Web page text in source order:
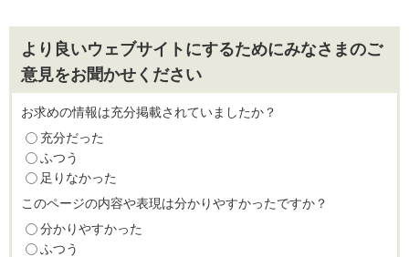
より良いウェブサイトにするためにみなさまのご
意見をお聞かせください
お求めの情報は充分掲載されていましたか？
充分だった
ふつう
足りなかった
このページの内容や表現は分かりやすかったですか？
分かりやすかった
ふつう